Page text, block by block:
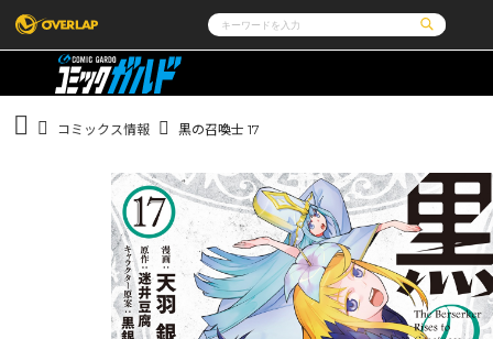
コミック
コミッククリエ
LiQulle
ライトノベル
ポケットモンスター
アニメ
オーバーラップ広報室
企業
会社概要
採用情報
アクセス
オーバーラップホールディングス
お問い合わせはこ
オーバーラップ文庫 オーバーラップノベルス
オーバーラップノベルスf ロサージュノベルス
コミックス情報 黒の召喚士 17